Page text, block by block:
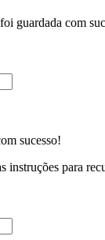
guardada com
sucesso!
instruções para